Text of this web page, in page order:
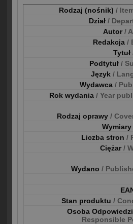
Rodzaj (nośnik) /
Dział /
Autor/
Redakcja /
Tytuł
Podtytuł /
Język /
Wydawca /
Rok wydania / Year
Rodzaj oprawy /
Wymiary
Liczba stron /
Ciężar/
Wydano /
Stan produktu /
Osoba
Responsible